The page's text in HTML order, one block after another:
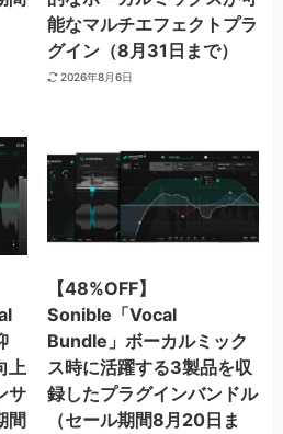
能なマルチエフェクトプラ
グイン（8月31日まで）
2026年8月6日
上
サ
間
【48%OFF】
Sonible「Vocal
Bundle」ボーカルミック
ス時に活躍する3製品を収
録したプラグインバンドル
（セール期間8月20日ま